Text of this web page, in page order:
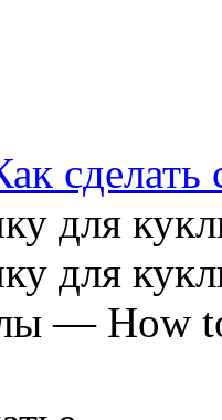
для
для
— How